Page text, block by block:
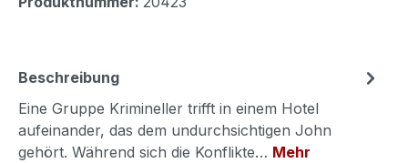
Beschreibung
Eine Gruppe Krimineller trifft in einem Hotel
aufeinander, das dem undurchsichtigen John
gehört. Während sich die Konflikte… Mehr